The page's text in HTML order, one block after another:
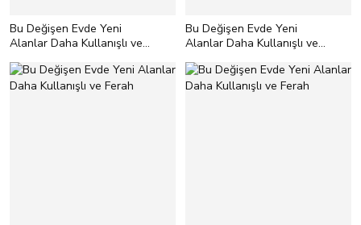
Bu Değişen Evde Yeni
Alanlar Daha Kullanışlı ve
Bu Değişen Evde Yeni
Alanlar Daha Kullanışlı ve